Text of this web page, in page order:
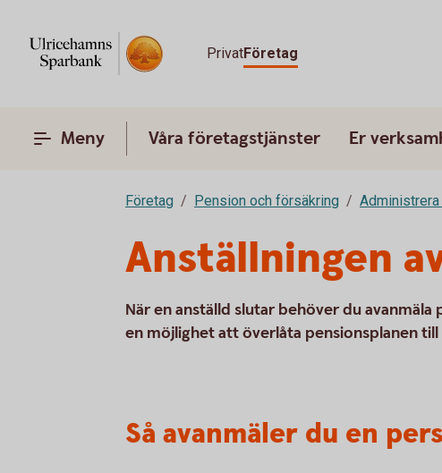
PrivatFöretag
Meny Våra företagstjänster Er
Företag Pension och försäkring
Anställningen
När en anställd slutar behöver du
en möjlighet att överlåta pensionsplanen
Så avanmäler du en